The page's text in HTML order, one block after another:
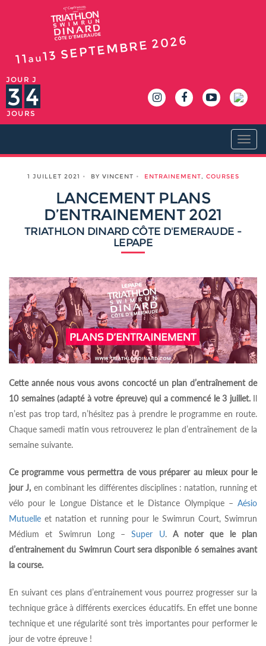
11au13 SEPTEMBRE 2026
JOUR J
3 4
JOURS
1 JUILLET 2021 BY VINCENT ENTRAINEMENT, COURSES
LANCEMENT PLANS
D’ENTRAINEMENT 2021
TRIATHLON DINARD CÔTE D'EMERAUDE -
LEPAPE
Cette année nous vous avons concocté un plan d’entraînement de
10 semaines (adapté à votre épreuve) qui a commencé le 3 juillet.
n’est pas trop tard, n’hésitez pas à prendre le programme en route.
Chaque samedi matin vous retrouverez le plan d’entraînement de la
semaine suivante.
Ce programme vous permettra de vous préparer au mieux pour le
jour J, en combinant les différentes disciplines : natation, running et
vélo pour le Longue Distance et le Distance Olympique – Aésio
Mutuelle et natation et running pour le Swimrun Court, Swimrun
Médium et Swimrun Long –Super U. A noter que le plan
d’entrainement du Swimrun Court sera disponible 6 semaines avant
la course.
En suivant ces plans d’entrainement vous pourrez progresser sur la
technique grâce à différents exercices éducatifs. En effet une bonne
technique et une régularité sont très importantes pour performer le
jour de votre épreuve !